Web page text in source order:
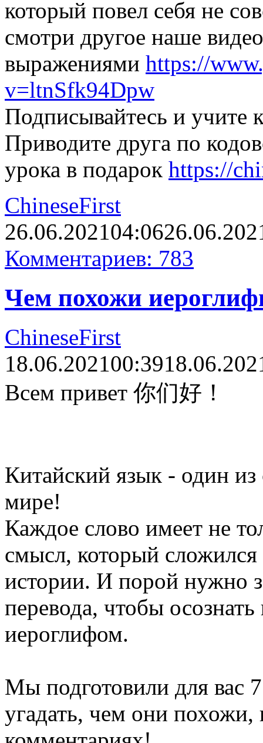
который повел себя не
смотри другое наше
выражениями https://
v=ltnSfk94Dpw
Подписывайтесь и учите
Приводите друга по
урока в подарок https://
ChineseFirst
26.06.202104:06
Комментариев: 783
Чем похожи
ChineseFirst
18.06.202100:39
Всем привет 你们好！
Китайский язык - один
мире!
Каждое слово имеет не
смысл, который
истории. И порой нужно
перевода, чтобы
иероглифом.
Мы подготовили для вас
угадать, чем они похожи,